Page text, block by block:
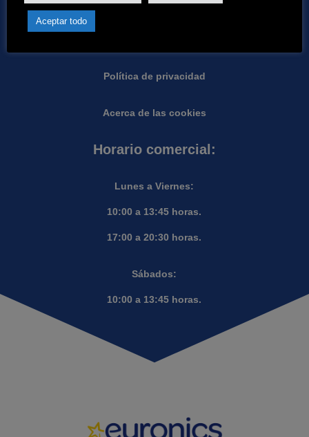
Condiciones generales
Política de privacidad
Acerca de las cookies
Horario comercial:
Lunes a Viernes:
10:00 a 13:45 horas.
17:00 a 20:30 horas.
Sábados:
10:00 a 13:45 horas.
Aceptar todo